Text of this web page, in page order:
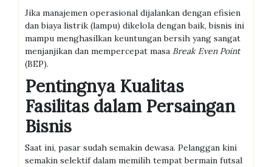
Jika manajemen operasional dijalankan dengan efisien
dan biaya listrik (lampu) dikelola dengan baik, bisnis ini
mampu menghasilkan keuntungan bersih yang sangat
menjanjikan dan mempercepat masa Break Even Point
(BEP).
Pentingnya Kualitas
Fasilitas dalam Persaingan
Bisnis
Saat ini, pasar sudah semakin dewasa. Pelanggan kini
semakin selektif dalam memilih tempat bermain futsal